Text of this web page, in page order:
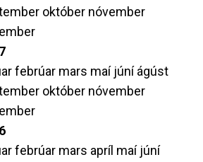
október nóvember
febrúar mars maí júníágúst
október nóvember
febrúar mars apríl maí júní